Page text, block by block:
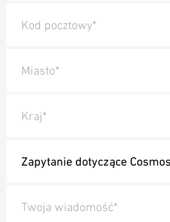
Kod pocztowy*
Miasto*
Kraj*
Twoja wiadomość*